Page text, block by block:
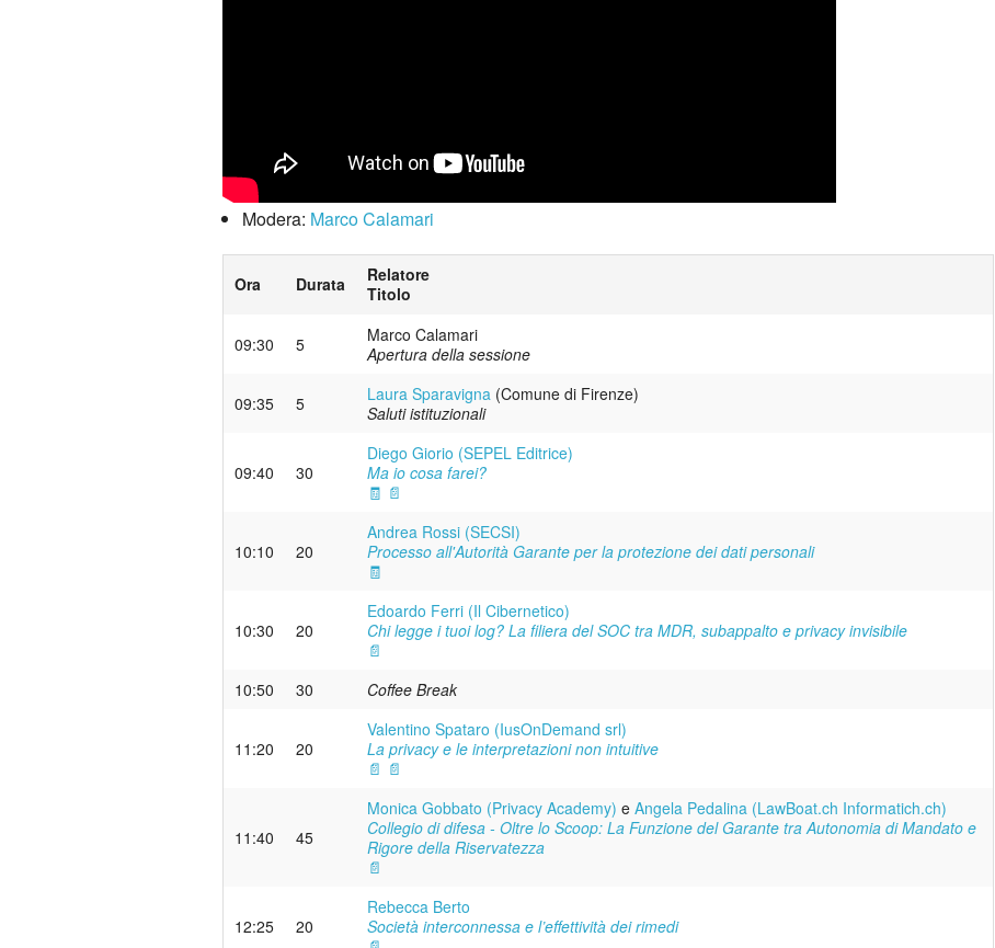
Modera: Marco Calamari
Ora Durata
Relatore
Titolo
09:30 5
Marco Calamari
Apertura della sessione
09:35 5 Laura Sparavigna (Comune di Firenze)
Saluti istituzionali
09:40 30
Diego Giorio (SEPEL Editrice)
Ma io cosa farei?
🧾 📄
10:10 20
Andrea Rossi (SECSI)
Processo all'Autorità Garante per la protezione dei dati personali
🧾
10:30 20
Edoardo Ferri (Il Cibernetico)
Chi legge i tuoi log? La filiera del SOC tra MDR, subappalto e privacy invisibile
📄
10:50
30 Coffee Break
11:20 20
Valentino Spataro (IusOnDemand srl)
La privacy e le interpretazioni non intuitive
📄 📄
11:40 45
Monica Gobbato (Privacy Academy) e Angela Pedalina (LawBoat.ch Informatich.ch)
Collegio di difesa - Oltre lo Scoop: La Funzione del Garante tra Autonomia di Mandato e
Rigore della Riservatezza
📄
12:25 20
Rebecca Berto
Società interconnessa e l’effettività dei rimedi